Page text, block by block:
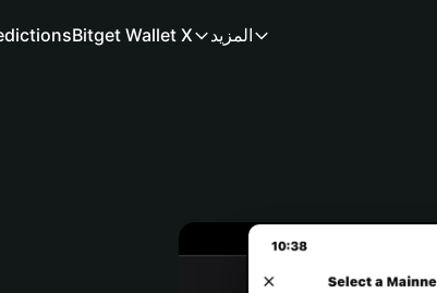
Bitget Wallet X المزيد